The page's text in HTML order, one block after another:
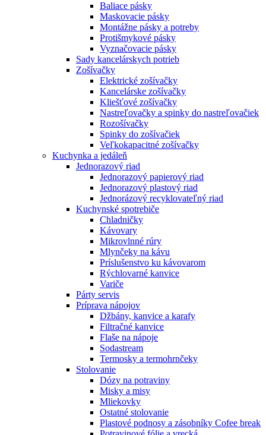
Baliace pásky
Maskovacie pásky
Montážne pásky a potreby
Protišmykové pásky
Vyznačovacie pásky
Sady kancelárskych potrieb
Zošívačky
Elektrické zošívačky
Kancelárske zošívačky
Kliešťové zošívačky
Nastreľovačky a spinky do nastreľovačiek
Rozošívačky
Spinky do zošívačiek
Veľkokapacitné zošívačky
Kuchynka a jedáleň
Jednorazový riad
Jednorazový papierový riad
Jednorazový plastový riad
Jednorázový recyklovateľný riad
Kuchynské spotrebiče
Chladničky
Kávovary
Mikrovlnné rúry
Mlynčeky na kávu
Príslušenstvo ku kávovarom
Rýchlovarné kanvice
Variče
Párty servis
Príprava nápojov
Džbány, kanvice a karafy
Filtračné kanvice
Flaše na nápoje
Sodastream
Termosky a termohrnčeky
Stolovanie
Dózy na potraviny
Misky a misy
Mliekovky
Ostatné stolovanie
Plastové podnosy a zásobníky Cofee break